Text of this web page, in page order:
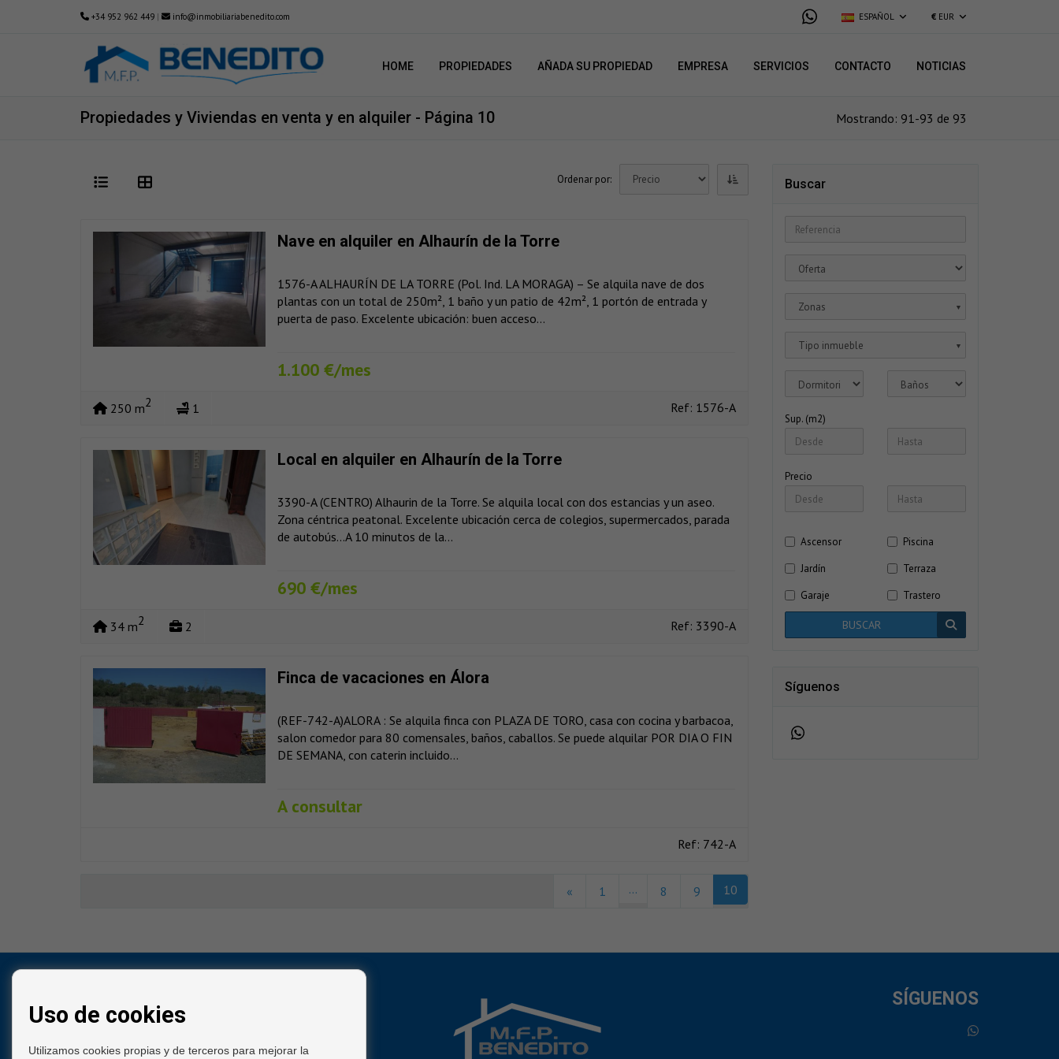
+34 952 962 449 | info@inmobiliariabenedito.com ESPAÑOL € EUR
HOME PROPIEDADES AÑADA SU PROPIEDAD EMPRESA SERVICIOS CONTACTO NOTICIAS
Propiedades y Viviendas en venta y en alquiler - Página 10 Mostrando: 91-93 de 93
Ordenar por:
Nave en alquiler en Alhaurín de la Torre
1576-A ALHAURÍN DE LA TORRE (Pol. Ind. LA MORAGA) – Se alquila nave de dos
plantas con un total de 250m², 1 baño y un patio de 42m², 1 portón de entrada y
puerta de paso. Excelente ubicación: buen acceso...
1.100 €/mes
250 m2 1 Ref: 1576-A
Local en alquiler en Alhaurín de la Torre
3390-A (CENTRO) Alhaurin de la Torre. Se alquila local con dos estancias y un aseo.
Zona céntrica peatonal. Excelente ubicación cerca de colegios, supermercados, parada
de autobús...A 10 minutos de la...
690 €/mes
34 m2 2 Ref: 3390-A
Finca de vacaciones en Álora
(REF-742-A)ALORA : Se alquila finca con PLAZA DE TORO, casa con cocina y barbacoa,
salon comedor para 80 comensales, baños, caballos. Se puede alquilar POR DIA O FIN
DE SEMANA, con caterin incluido...
A consultar
Ref: 742-A
« 1 ... 8 9 10
Buscar
Zonas ▼
Tipo inmueble ▼
Sup. (m2)
Precio
Ascensor
Piscina
Jardín
Terraza
Garaje
Trastero
BUSCAR
Síguenos
29130 Alhaurín de la Torre (Málaga)
SÍGUENOS
Uso de cookies
Utilizamos cookies propias y de terceros para mejorar la